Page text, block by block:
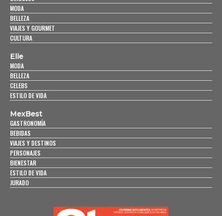
MODA
BELLEZA
VIAJES Y GOURMET
CULTURA
Elle
MODA
BELLEZA
CELEBS
ESTILO DE VIDA
MexBest
GASTRONOMÍA
BEBIDAS
VIAJES Y DESTINOS
PERSONAJES
BIENESTAR
ESTILO DE VIDA
JURADO